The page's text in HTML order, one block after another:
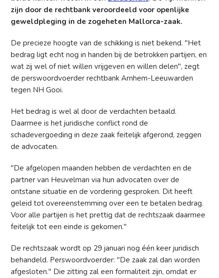
zijn door de rechtbank veroordeeld voor openlijke
geweldpleging in de zogeheten Mallorca-zaak.
De precieze hoogte van de schikking is niet bekend. "Het
bedrag ligt echt nog in handen bij de betrokken partijen, en
wat zij wel of niet willen vrijgeven en willen delen", zegt
de perswoordvoerder rechtbank Arnhem-Leeuwarden
tegen NH Gooi.
Het bedrag is wel al door de verdachten betaald.
Daarmee is het juridische conflict rond de
schadevergoeding in deze zaak feitelijk afgerond, zeggen
de advocaten.
"De afgelopen maanden hebben de verdachten en de
partner van Heuvelman via hun advocaten over de
ontstane situatie en de vordering gesproken. Dit heeft
geleid tot overeenstemming over een te betalen bedrag.
Voor alle partijen is het prettig dat de rechtszaak daarmee
feitelijk tot een einde is gekomen."
De rechtszaak wordt op 29 januari nog één keer juridisch
behandeld. Perswoordvoerder: "De zaak zal dan worden
afgesloten." Die zitting zal een formaliteit zijn, omdat er